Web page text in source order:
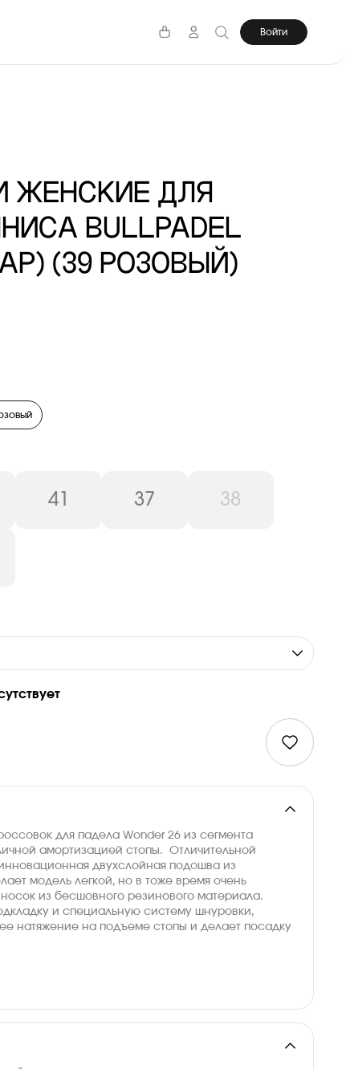
Войти
ЖЕНСКИЕ ДЛЯ
BULLPADEL
(39 РОЗОВЫЙ)
41 37 38
для падела Wonder 26 из сегмента
амортизацией стопы. Отличительной
двухслойная подошва из
модель легкой, но в тоже время очень
из бесшовного резинового материала.
и специальную систему шнуровки,
натяжение на подъеме стопы и делает посадку